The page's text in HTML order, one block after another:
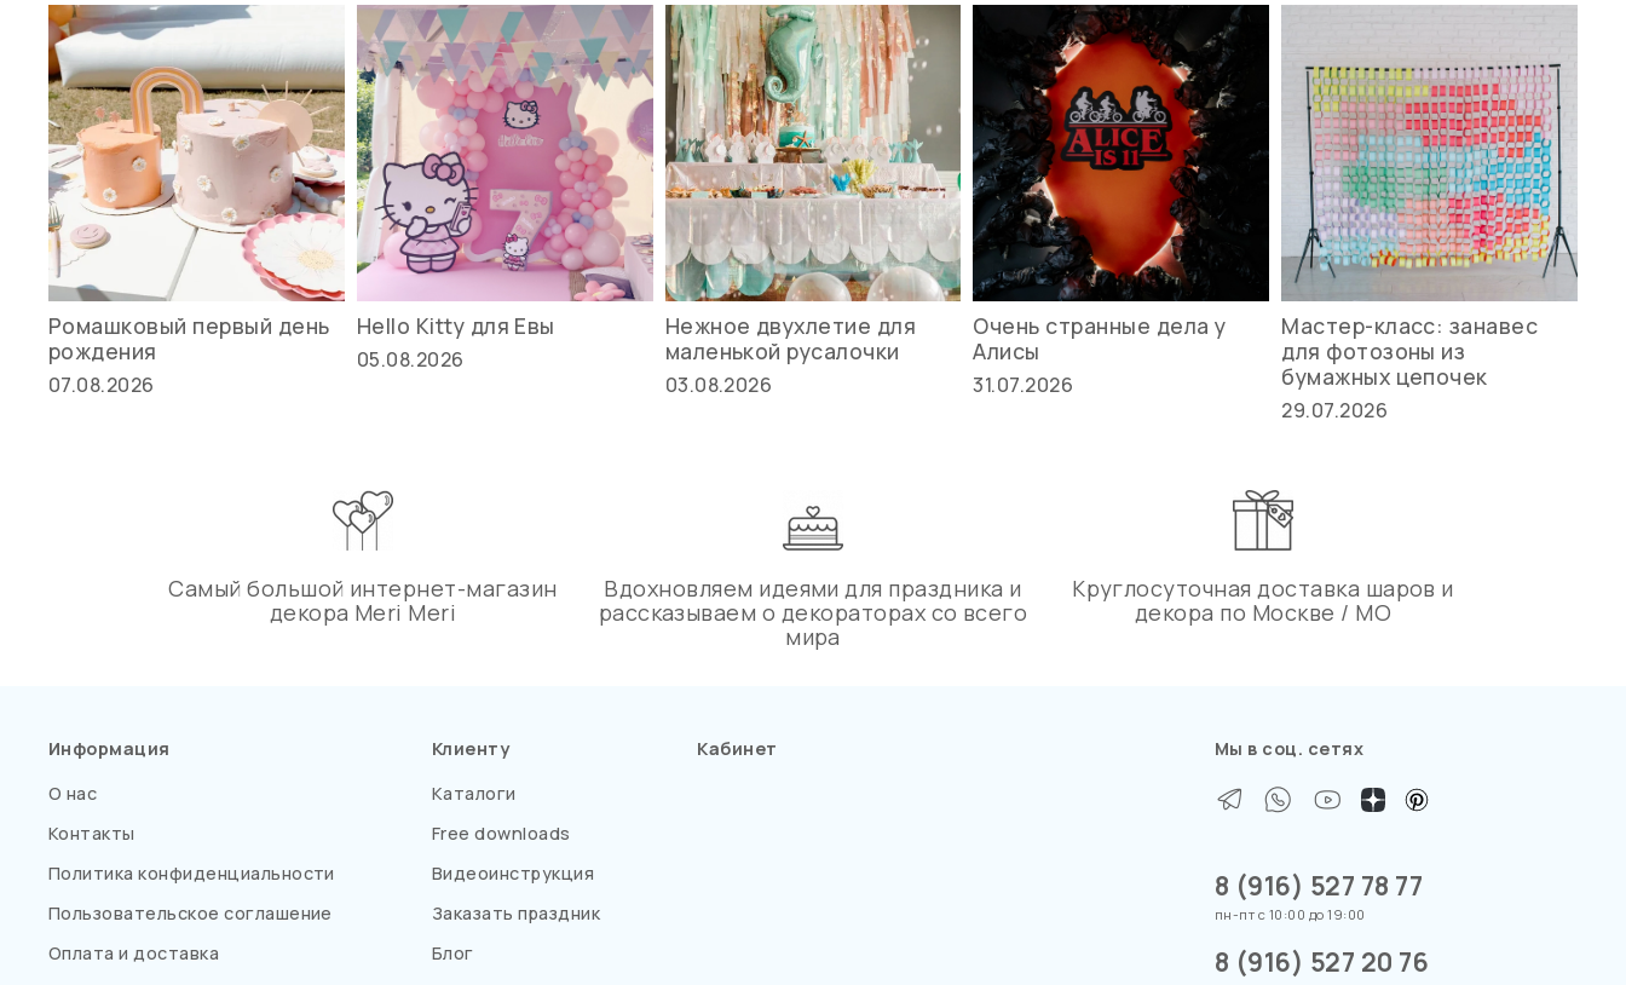
Ромашковый первый день
рождения
07.08.2026
Hello Kitty для Евы
05.08.2026
Нежное двухлетие для
маленькой русалочки
03.08.2026
Очень странные дела у
Алисы
31.07.2026
Мастер-класс: занавес
для фотозоны из
бумажных цепочек
29.07.2026
Самый большой интернет-магазин
декора Meri Meri
Вдохновляем идеями для праздника и
рассказываем о декораторах со всего
мира
Круглосуточная доставка шаров и
декора по Москве / МО
Информация
О нас
Контакты
Политика конфиденциальности
Пользовательское соглашение
Оплата и доставка
Клиенту
Каталоги
Free downloads
Видеоинструкция
Заказать праздник
Блог
Кабинет Мы в соц. сетях
8 (916) 527 78 77
пн-пт с 10:00 до 19:00
8 (916) 527 20 76